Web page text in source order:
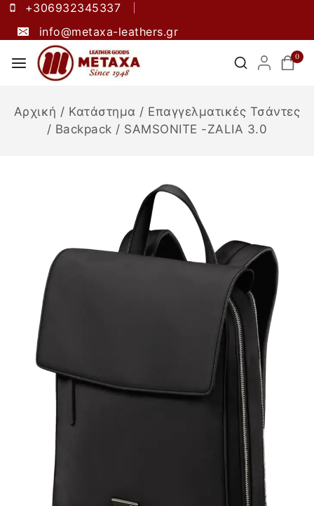
+306932345337
info@metaxa-leathers.gr
0
Αρχική / Κατάστημα / Επαγγελματικές Τσάντες
/ Backpack / SAMSONITE -ZALIA 3.0